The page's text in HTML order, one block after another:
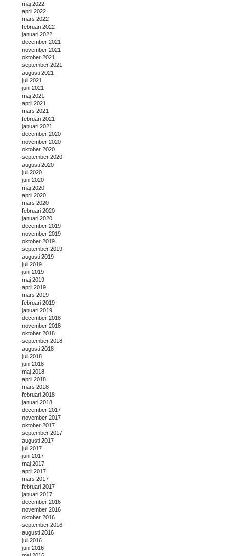
maj 2022
april 2022
mars 2022
februari 2022
januari 2022
december 2021
november 2021
oktober 2021
september 2021
augusti 2021
juli 2021
juni 2021
maj 2021
april 2021
mars 2021
februari 2021
januari 2021
december 2020
november 2020
oktober 2020
september 2020
augusti 2020
juli 2020
juni 2020
maj 2020
april 2020
mars 2020
februari 2020
januari 2020
december 2019
november 2019
oktober 2019
september 2019
augusti 2019
juli 2019
juni 2019
maj 2019
april 2019
mars 2019
februari 2019
januari 2019
december 2018
november 2018
oktober 2018
september 2018
augusti 2018
juli 2018
juni 2018
maj 2018
april 2018
mars 2018
februari 2018
januari 2018
december 2017
november 2017
oktober 2017
september 2017
augusti 2017
juli 2017
juni 2017
maj 2017
april 2017
mars 2017
februari 2017
januari 2017
december 2016
november 2016
oktober 2016
september 2016
augusti 2016
juli 2016
juni 2016